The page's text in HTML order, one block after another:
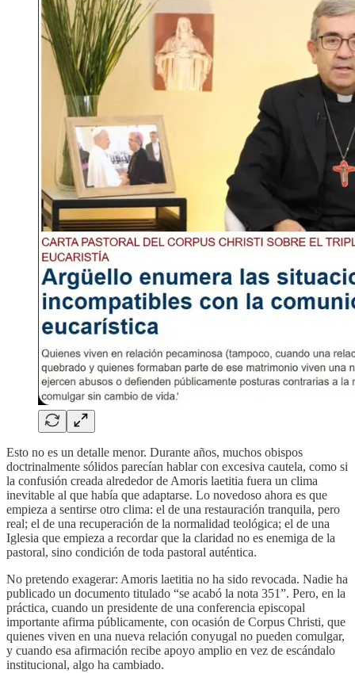
Esto no es un detalle menor. Durante años, muchos obispos
doctrinalmente sólidos parecían hablar con excesiva cautela, como si
la confusión creada alrededor de Amoris laetitia fuera un clima
inevitable al que había que adaptarse. Lo novedoso ahora es que
empieza a sentirse otro clima: el de una restauración tranquila, pero
real; el de una recuperación de la normalidad teológica; el de una
Iglesia que empieza a recordar que la claridad no es enemiga de la
pastoral, sino condición de toda pastoral auténtica.
No pretendo exagerar: Amoris laetitia no ha sido revocada. Nadie ha
publicado un documento titulado “se acabó la nota 351”. Pero, en la
práctica, cuando un presidente de una conferencia episcopal
importante afirma públicamente, con ocasión de Corpus Christi, que
quienes viven en una nueva relación conyugal no pueden comulgar,
y cuando esa afirmación recibe apoyo amplio en vez de escándalo
institucional, algo ha cambiado.